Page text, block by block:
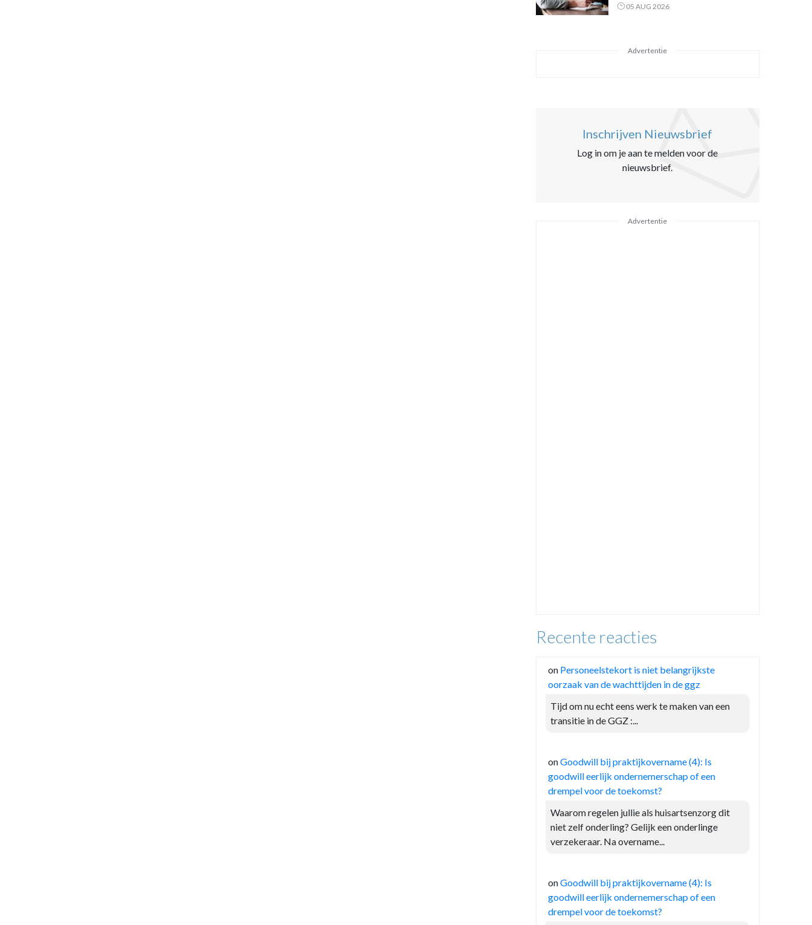
05 AUG 2026
Advertentie
Inschrijven Nieuwsbrief
Log in om je aan te melden voor de
nieuwsbrief.
Advertentie
Recente reacties
on Personeelstekort is niet belangrijkste
oorzaak van de wachttijden in de ggz
Tijd om nu echt eens werk te maken van een
transitie in de GGZ :...
onGoodwill bij praktijkovername (4): Is
goodwill eerlijk ondernemerschap of een
drempel voor de toekomst?
Waarom regelen jullie als huisartsenzorg dit
niet zelf onderling? Gelijk een onderlinge
verzekeraar. Na overname...
onGoodwill bij praktijkovername (4): Is
goodwill eerlijk ondernemerschap of een
drempel voor de toekomst?